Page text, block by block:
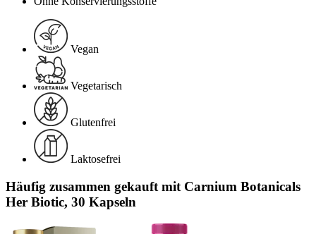
Vegan
Vegetarisch
Glutenfrei
Laktosefrei
Häufig zusammen gekauft mit Carnium Botanicals
Her Biotic, 30 Kapseln